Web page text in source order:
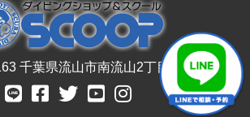
千葉県流山市南流山2丁目8-7